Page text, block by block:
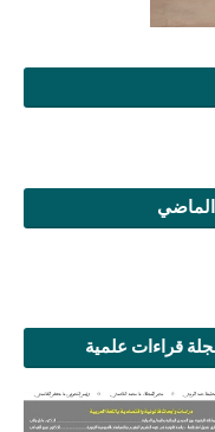
الماضي
قراءات علمية